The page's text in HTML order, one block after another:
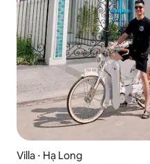
Villa ⋅ Hạ Long